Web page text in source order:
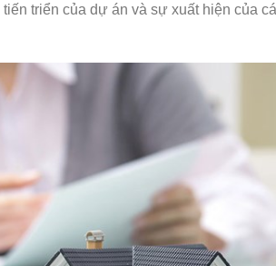
triển của dự án và sự xuất hiện của